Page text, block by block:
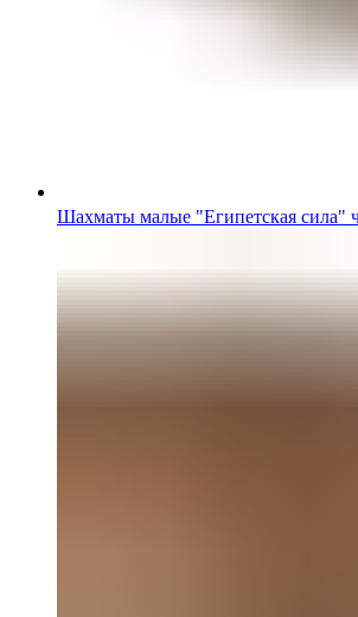
Шахматы малые "Египетская сила"